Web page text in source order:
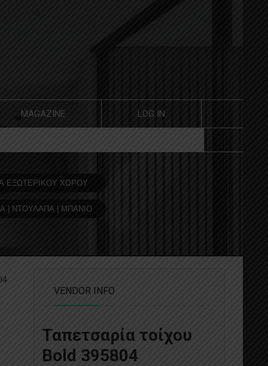
MAGAZINE LOG IN
ΕΞΩΤΕΡΙΚΟΥ ΧΩΡΟΥ
| ΝΤΟΥΛΑΠΑ | ΜΠΑΝΙΟ
VENDOR INFO
Ταπετσαρία τοίχου
Bold 395804